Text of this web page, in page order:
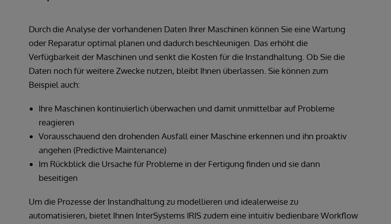
Durch die Analyse der vorhandenen Daten Ihrer Maschinen können Sie eine Wartung
oder Reparatur optimal planen und dadurch beschleunigen. Das erhöht die
Verfügbarkeit der Maschinen und senkt die Kosten für die Instandhaltung. Ob Sie die
Daten noch für weitere Zwecke nutzen, bleibt Ihnen überlassen. Sie können zum
Beispiel auch:
Ihre Maschinen kontinuierlich überwachen und damit unmittelbar auf Probleme
reagieren
Vorausschauend den drohenden Ausfall einer Maschine erkennen und ihn proaktiv
angehen (Predictive Maintenance)
Im Rückblick die Ursache für Probleme in der Fertigung finden und sie dann
beseitigen
Um die Prozesse der Instandhaltung zu modellieren und idealerweise zu
automatisieren, bietet Ihnen InterSystems IRIS zudem eine intuitiv bedienbare Workflow